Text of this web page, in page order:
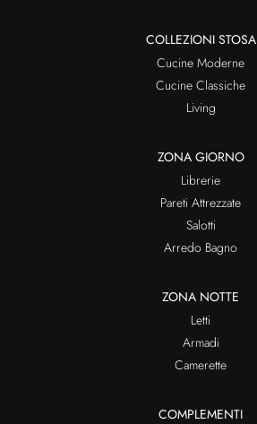
COLLEZIONI STOSA
Cucine Moderne
Cucine Classiche
Living
ZONA GIORNO
Librerie
Pareti Attrezzate
Salotti
Arredo Bagno
ZONA NOTTE
Letti
Armadi
Camerette
COMPLEMENTI